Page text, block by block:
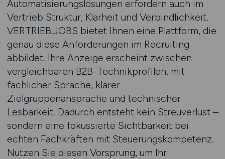
Automatisierungslösungen erfordern auch im
Vertrieb Struktur, Klarheit und Verbindlichkeit.
VERTRIEB.JOBS bietet Ihnen eine Plattform, die
genau diese Anforderungen im Recruiting
abbildet. Ihre Anzeige erscheint zwischen
vergleichbaren B2B-Technikprofilen, mit
fachlicher Sprache, klarer
Zielgruppenansprache und technischer
Lesbarkeit. Dadurch entsteht kein Streuverlust –
sondern eine fokussierte Sichtbarkeit bei
echten Fachkräften mit Steuerungskompetenz.
Nutzen Sie diesen Vorsprung, um Ihr